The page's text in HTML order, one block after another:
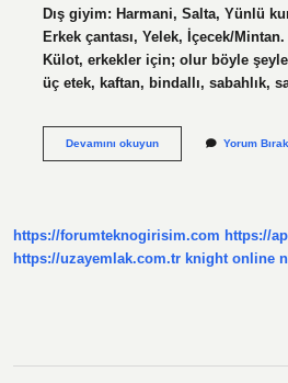
Dış giyim: Harmani, Salta, Yünlü
Erkek çantası, Yelek, İçecek/
Külot, erkekler için; olur böyle
üç etek, kaftan, bindallı, sabahlık,
Devamını okuyunYörükler
Yorum Bırak
https://forumteknogirisim.com https://
https://uzayemlak.com.tr knight online